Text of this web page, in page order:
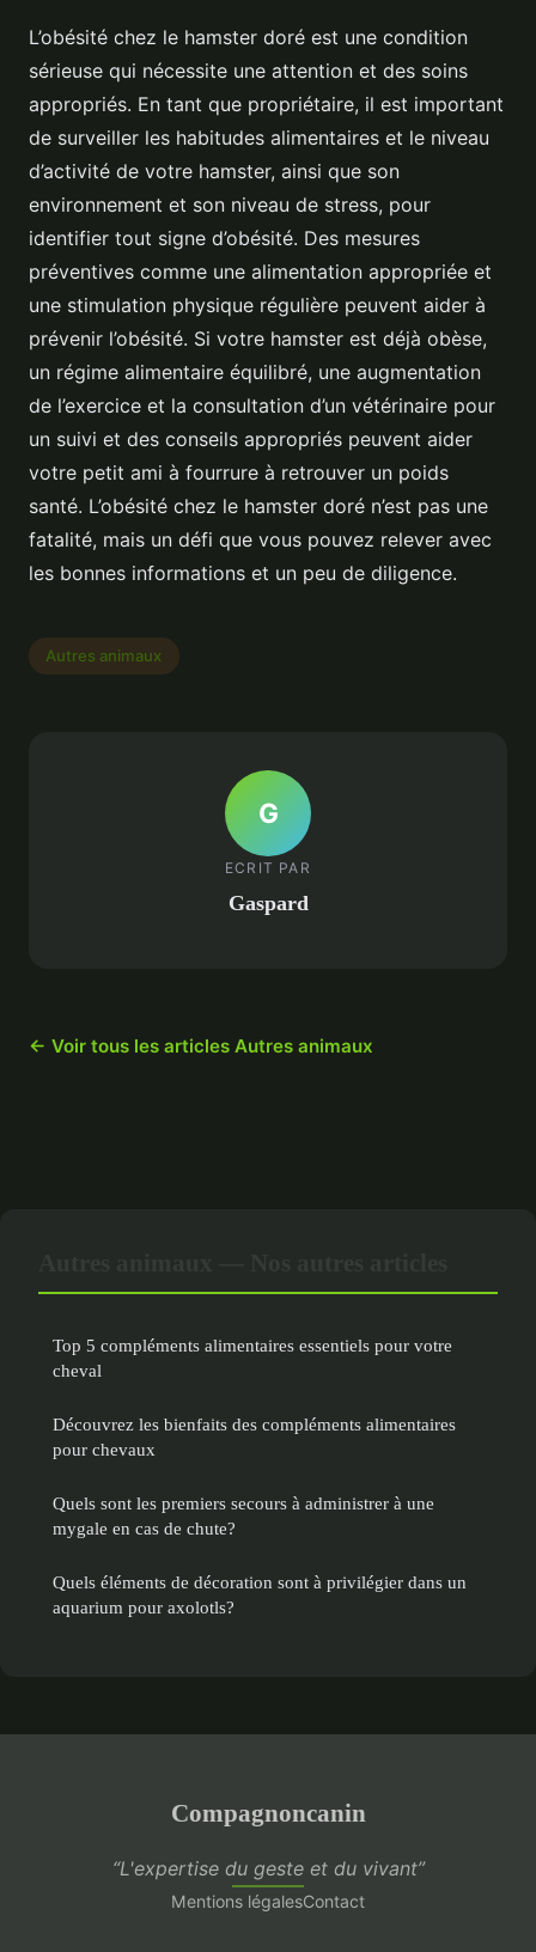
L’obésité chez le hamster doré est une condition
sérieuse qui nécessite une attention et des soins
appropriés. En tant que propriétaire, il est important
de surveiller les habitudes alimentaires et le niveau
d’activité de votre hamster, ainsi que son
environnement et son niveau de stress, pour
identifier tout signe d’obésité. Des mesures
préventives comme une alimentation appropriée et
une stimulation physique régulière peuvent aider à
prévenir l’obésité. Si votre hamster est déjà obèse,
un régime alimentaire équilibré, une augmentation
de l’exercice et la consultation d’un vétérinaire pour
un suivi et des conseils appropriés peuvent aider
votre petit ami à fourrure à retrouver un poids
santé. L’obésité chez le hamster doré n’est pas une
fatalité, mais un défi que vous pouvez relever avec
les bonnes informations et un peu de diligence.
Autres animaux
G
ECRIT PAR
Gaspard
← Voir tous les articles Autres animaux
Top 5 compléments alimentaires essentiels pour votre
cheval
Découvrez les bienfaits des compléments alimentaires
pour chevaux
Quels sont les premiers secours à administrer à une
mygale en cas de chute?
Quels éléments de décoration sont à privilégier dans un
aquarium pour axolotls?
Compagnoncanin
“L'expertise du geste et du vivant”
Mentions légalesContact